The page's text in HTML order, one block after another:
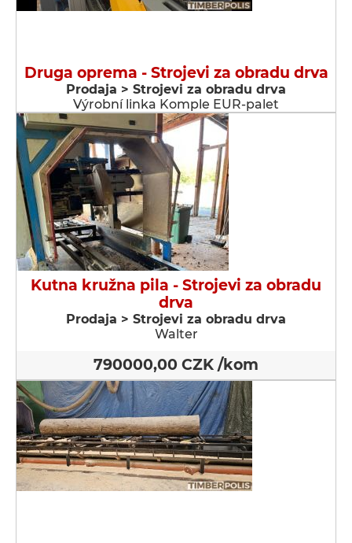
Druga oprema - Strojevi za obradu drva
Prodaja > Strojevi za obradu drva
Výrobní linka Komple EUR-palet
Kutna kružna pila - Strojevi za obradu
drva
Prodaja > Strojevi za obradu drva
Walter
790000,00 CZK /kom